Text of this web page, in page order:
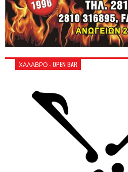
ΧΑΛΑΒΡΟ - OPEN BAR